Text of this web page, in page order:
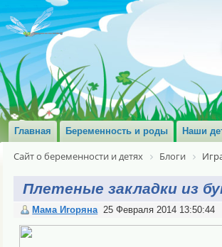
Главная Беременность и роды Наши
Сайт о беременности и детях Блоги
Плетеные закладки из
Мама Игоряна 25 Февраля 2014 13:50:44